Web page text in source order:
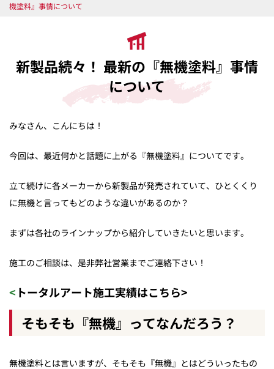
機塗料』事情について
新製品続々！ 最新の『無機塗料』事情
について
みなさん、こんにちは！
今回は、最近何かと話題に上がる『無機塗料』についてです。
立て続けに各メーカーから新製品が発売されていて、ひとくくり
に無機と言ってもどのような違いがあるのか？
まずは各社のラインナップから紹介していきたいと思います。
施工のご相談は、是非弊社営業までご連絡下さい！
<トータルアート施工実績はこちら>
そもそも『無機』ってなんだろう？
無機塗料とは言いますが、そもそも『無機』とはどういったもの